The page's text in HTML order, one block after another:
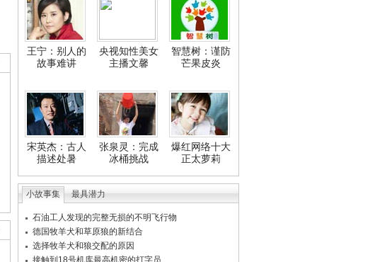
王宁：别人的
故事难讲
央视知性美女
主播文馨
智慧树：谨防
芒果皮炎
宋英杰：古人
描述处暑
张泉灵：完成
冰桶挑战
爆红网络十大
正太萝莉
小故事集 最具潜力
石油工人发现的完整无损的不明飞行物
德国牧羊犬和草原狼的新结合
选择牧羊犬和狼交配的原因
接触到18号机库最高机密的打字员